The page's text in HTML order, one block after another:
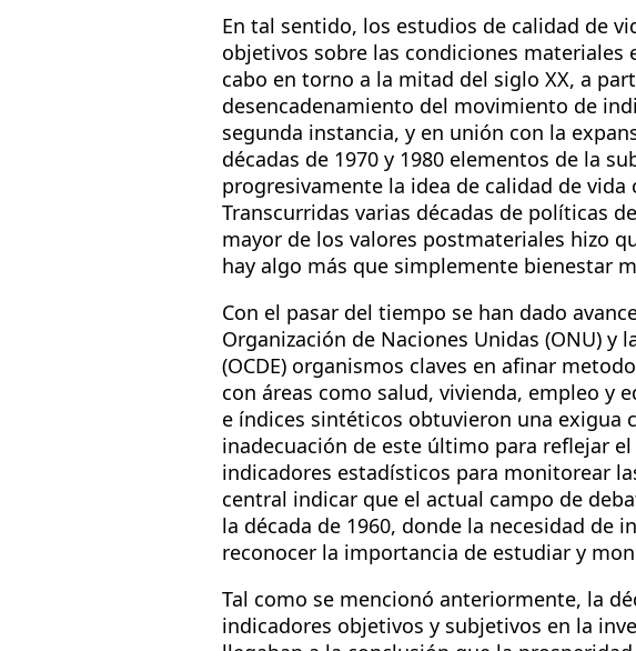
En tal sentido, los estudios de calidad de
objetivos sobre las condiciones materiales
cabo en torno a la mitad del siglo XX, a
desencadenamiento del movimiento de
segunda instancia, y en unión con la
décadas de 1970 y 1980 elementos de la
progresivamente la idea de calidad de
Transcurridas varias décadas de políticas
mayor de los valores postmateriales hizo
hay algo más que simplemente bienestar
Con el pasar del tiempo se han dado
Organización de Naciones Unidas (ONU) y
(OCDE) organismos claves en afinar
con áreas como salud, vivienda, empleo y
e índices sintéticos obtuvieron una exigua
inadecuación de este último para reflejar
indicadores estadísticos para monitorear
central indicar que el actual campo de
la década de 1960, donde la necesidad de
reconocer la importancia de estudiar y
Tal como se mencionó anteriormente, la
indicadores objetivos y subjetivos en la